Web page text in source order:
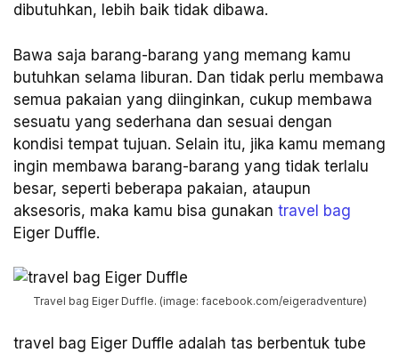
dibutuhkan, lebih baik tidak dibawa.
Bawa saja barang-barang yang memang kamu
butuhkan selama liburan. Dan tidak perlu membawa
semua pakaian yang diinginkan, cukup membawa
sesuatu yang sederhana dan sesuai dengan
kondisi tempat tujuan. Selain itu, jika kamu memang
ingin membawa barang-barang yang tidak terlalu
besar, seperti beberapa pakaian, ataupun
aksesoris, maka kamu bisa gunakan travel bag
Eiger Duffle.
Travel bag Eiger Duffle. (image: facebook.com/eigeradventure)
travel bag Eiger Duffle adalah tas berbentuk tube